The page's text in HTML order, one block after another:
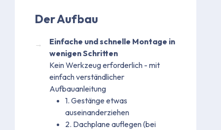
Der Aufbau
Einfache und schnelle Montage in
wenigen Schritten
Kein Werkzeug erforderlich - mit
einfach verständlicher
Aufbauanleitung
1. Gestänge etwas
auseinanderziehen
2. Dachplane auflegen (bei